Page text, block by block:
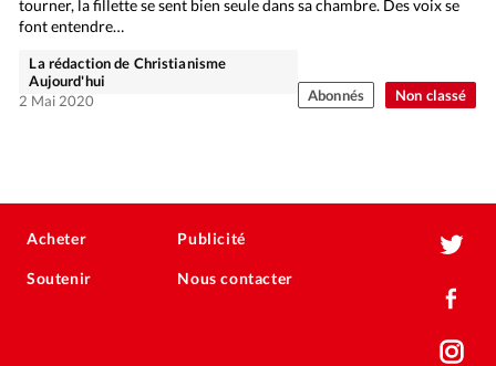
Non classé
tourner, la fillette se sent bien seule dans sa chambre. Des voix se
font entendre…
La rédaction de Christianisme
Aujourd'hui
2 Mai 2020
Abonnés
Acheter
Soutenir
Publicité
Nous contacter